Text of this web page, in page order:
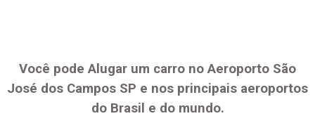
Você pode Alugar um carro no Aeroporto São
José dos Campos SP e nos principais aeroportos
do Brasil e do mundo.